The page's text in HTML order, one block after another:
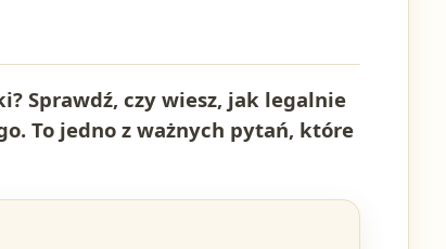
Sprawdź, czy wiesz, jak legalnie
To jedno z ważnych pytań, które